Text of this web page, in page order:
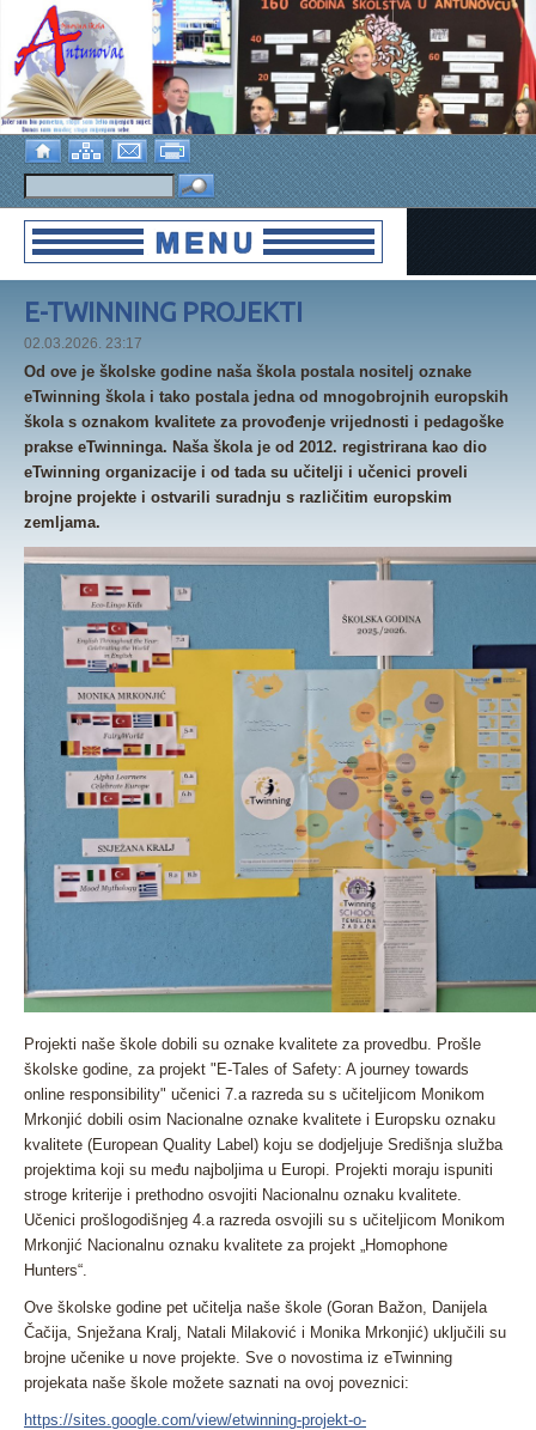
E-TWINNING PROJEKTI
02.03.2026. 23:17
Od ove je školske godine naša škola postala nositelj oznake
eTwinning škola i tako postala jedna od mnogobrojnih europskih
škola s oznakom kvalitete za provođenje vrijednosti i pedagoške
prakse eTwinninga. Naša škola je od 2012. registrirana kao dio
eTwinning organizacije i od tada su učitelji i učenici proveli
brojne projekte i ostvarili suradnju s različitim europskim
zemljama.
Projekti naše škole dobili su oznake kvalitete za provedbu. Prošle
školske godine, za projekt "E-Tales of Safety: A journey towards
online responsibility" učenici 7.a razreda su s učiteljicom Monikom
Mrkonjić dobili osim Nacionalne oznake kvalitete i Europsku oznaku
kvalitete (European Quality Label) koju se dodjeljuje Središnja služba
projektima koji su među najboljima u Europi. Projekti moraju ispuniti
stroge kriterije i prethodno osvojiti Nacionalnu oznaku kvalitete.
Učenici prošlogodišnjeg 4.a razreda osvojili su s učiteljicom Monikom
Mrkonjić Nacionalnu oznaku kvalitete za projekt „Homophone
Hunters“.
Ove školske godine pet učitelja naše škole (Goran Bažon, Danijela
Čačija, Snježana Kralj, Natali Milaković i Monika Mrkonjić) uključili su
brojne učenike u nove projekte. Sve o novostima iz eTwinning
projekata naše škole možete saznati na ovoj poveznici:
https://sites.google.com/view/etwinning-projekt-o-